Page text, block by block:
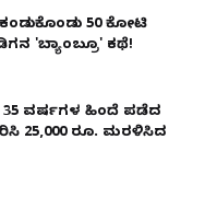
₹50 ಕೋಟಿ
'ಬ್ಯಾಂಬ್ರೂ' ಕಥೆ!
ವರ್ಷಗಳ ಹಿಂದೆ ಪಡೆದ
25,000 ರೂ. ಮರಳಿಸಿದ